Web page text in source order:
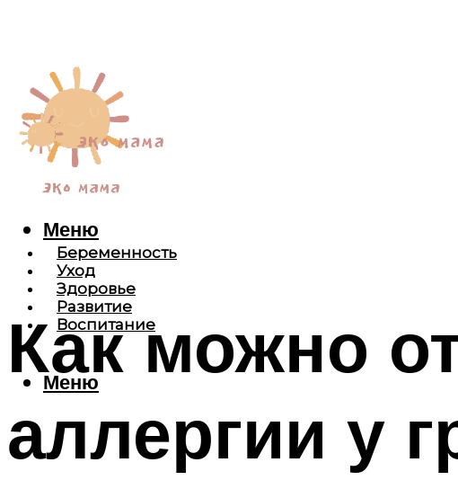
Беременность
Уход
Здоровье
Развитие
Воспитание
Меню
Меню
Как можно
аллергии у